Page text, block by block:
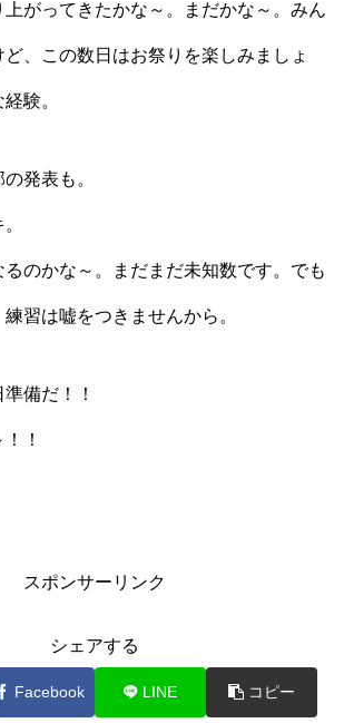
がってきたかな～。まだかな～。みん
、この数日はお祭りを楽しみましょ
験。
発表も。
のかな～。まだまだ未知数です。でも
習は嘘をつきませんから。
備だ！！
！
スポンサーリンク
シェアする
Facebook LINE コピー